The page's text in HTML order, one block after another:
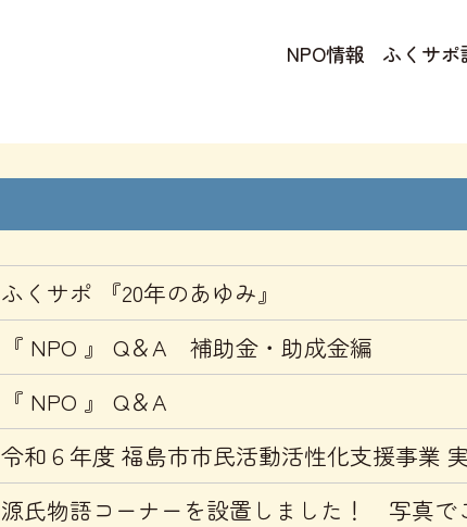
NPO情報 ふくサポ
ふくサポ 『20年のあゆみ』
『 NPO 』 Q＆A 補助金・助成金編
『 NPO 』 Q＆A
令和６年度 福島市市民活動活性化支援事業
源氏物語コーナーを設置しました！ 写真で